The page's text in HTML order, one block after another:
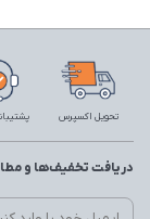
تحویل اکسپرس
دریافت تخفیف‌ها و